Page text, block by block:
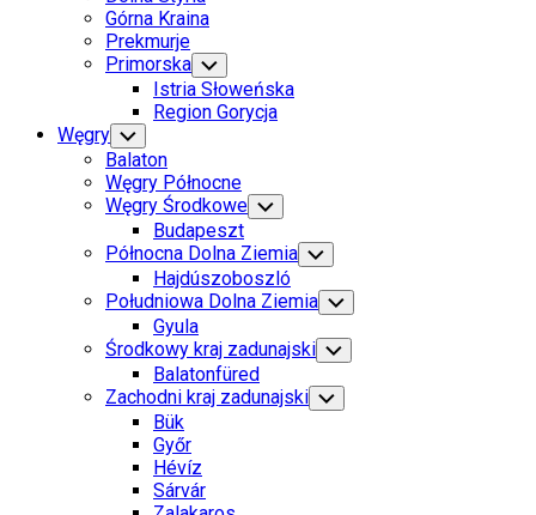
Menu
Górna Kraina
Prekmurje
Primorska Toggle
Child
Menu
Istria Słoweńska
Region Gorycja
Węgry Toggle
Child
Menu
Balaton
Węgry Północne
Węgry Środkowe Toggle
Child
Menu
Budapeszt
Północna Dolna Ziemia Toggle
Child
Menu
Hajdúszoboszló
Południowa Dolna Ziemia Toggle
Child
Menu
Gyula
Środkowy kraj zadunajski Toggle
Child
Menu
Balatonfüred
Zachodni kraj zadunajski Toggle
Child
Bük
Győr
Hévíz
Sárvár